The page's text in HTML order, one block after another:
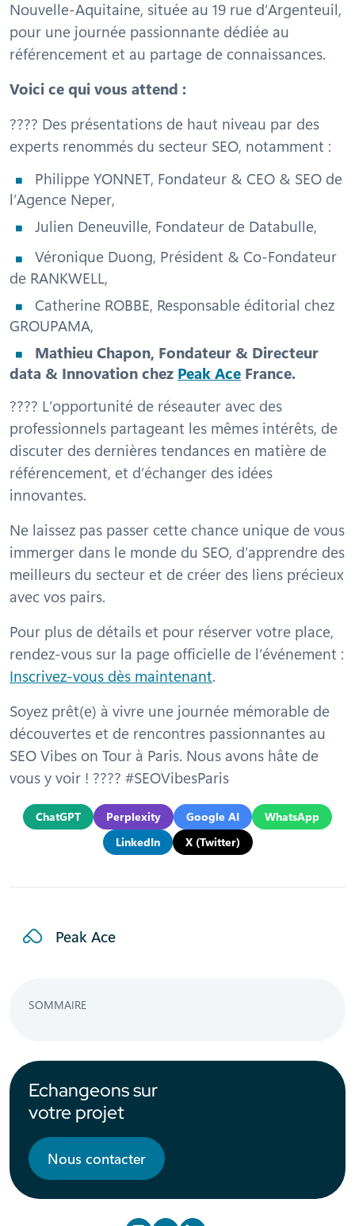
Nouvelle-Aquitaine, située au 19 rue d’Argenteuil,
pour une journée passionnante dédiée au
référencement et au partage de connaissances.
Voici ce qui vous attend :
????️ Des présentations de haut niveau par des
experts renommés du secteur SEO, notamment :
Philippe YONNET, Fondateur & CEO & SEO de
l’Agence Neper,
Julien Deneuville, Fondateur de Databulle,
Véronique Duong, Président & Co-Fondateur
de RANKWELL,
Catherine ROBBE, Responsable éditorial chez
GROUPAMA,
Mathieu Chapon, Fondateur & Directeur
data & Innovation chez Peak Ace France.
???? L’opportunité de réseauter avec des
professionnels partageant les mêmes intérêts, de
discuter des dernières tendances en matière de
référencement, et d’échanger des idées
innovantes.
Ne laissez pas passer cette chance unique de vous
immerger dans le monde du SEO, d’apprendre des
meilleurs du secteur et de créer des liens précieux
avec vos pairs.
Pour plus de détails et pour réserver votre place,
rendez-vous sur la page officielle de l’événement :
Inscrivez-vous dès maintenant.
Soyez prêt(e) à vivre une journée mémorable de
découvertes et de rencontres passionnantes au
SEO Vibes on Tour à Paris. Nous avons hâte de
vous y voir ! ???? #SEOVibesParis
ChatGPT Perplexity Google AI
WhatsApp
LinkedIn
X (Twitter)
Peak Ace
SOMMAIRE
Echangeons sur
votre projet
Nous contacter